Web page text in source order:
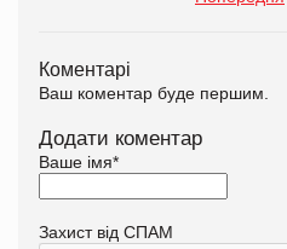
Коментарі
Ваш коментар буде першим.
Додати коментар
Ваше імя*
Захист від СПАМ